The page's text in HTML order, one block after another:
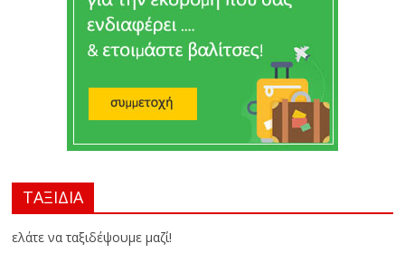
ΤΑΞΙΔΙΑ
ελάτε να ταξιδέψουμε μαζί!